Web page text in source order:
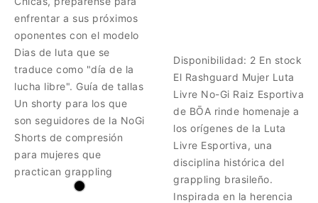
enfrentar a sus próximos
oponentes con el modelo
Dias de luta que se
traduce como "día de la
lucha libre". Guía de tallas
Un shorty para los que
son seguidores de la NoGi
Shorts de compresión
para mujeres que
practican grappling
Disponibilidad: 2 En stock
El Rashguard Mujer Luta
Livre No-Gi Raiz Esportiva
de BŌA rinde homenaje a
los orígenes de la Luta
Livre Esportiva, una
disciplina histórica del
grappling brasileño.
Inspirada en la herencia